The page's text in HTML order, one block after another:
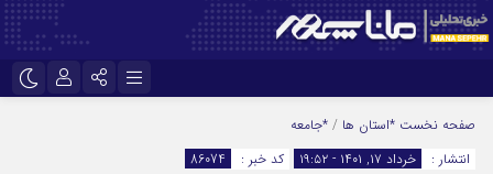
اینستاگرام
سروش ایتا
نام کاربری یا نشانی ایمیل
صفحه نخست *استان ها / *جامعه
انتشار :
خرداد ۱۷, ۱۴۰۱ - ۱۹:۵۲ کد خبر : 86074